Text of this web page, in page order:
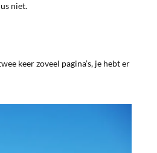
niet.
keer zoveel pagina’s, je hebt er